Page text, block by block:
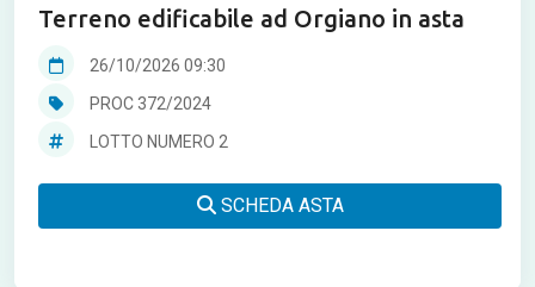
Terreno edificabile ad Orgiano in asta
26/10/2026 09:30
PROC 372/2024
LOTTO NUMERO 2
SCHEDA ASTA